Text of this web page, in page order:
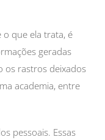
o que ela trata, é
geradas
os rastros deixados
academia, entre
pessoais. Essas